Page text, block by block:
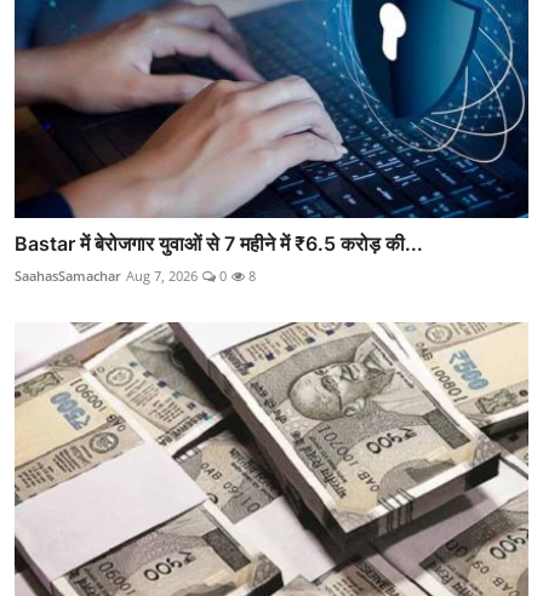
Bastar में बेरोजगार युवाओं से 7 महीने में ₹6.5 करोड़ की...
SaahasSamachar Aug 7, 2026 0 8